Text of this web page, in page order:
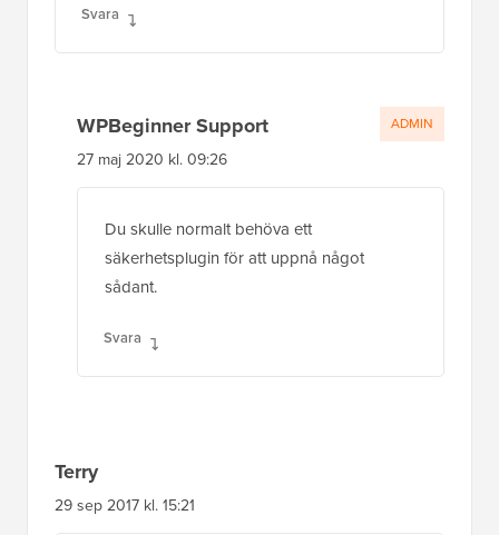
Svara
WPBeginner Support
27 maj 2020 kl. 09:26
Du skulle normalt behöva ett
säkerhetsplugin för att uppnå något
sådant.
Svara
ADMIN
Terry
29 sep 2017 kl. 15:21